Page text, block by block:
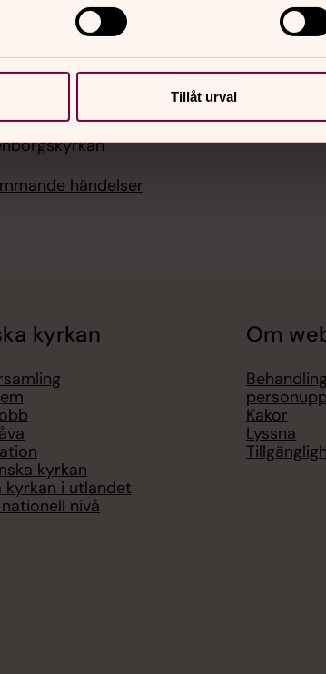
Tillåt urval
Lillkyrkan
händelser
kyrkan
kyrkan
kyrkan i utlandet
nivå
Om
Kakor
Lyssna